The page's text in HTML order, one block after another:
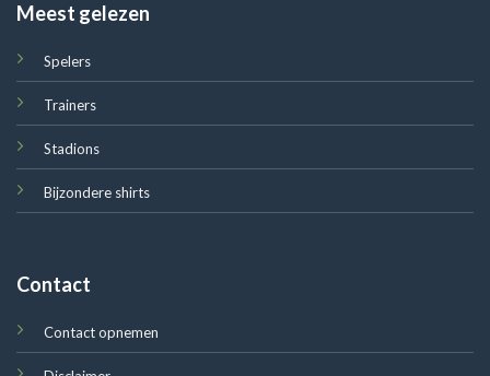
Meest gelezen
Spelers
Trainers
Stadions
Bijzondere shirts
Contact
Contact opnemen